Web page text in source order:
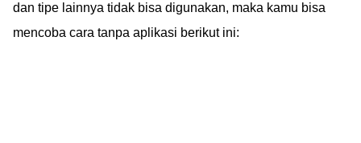
dan tipe lainnya tidak bisa digunakan, maka kamu bisa
mencoba cara tanpa aplikasi berikut ini: